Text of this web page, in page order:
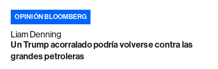
OPINIÓN BLOOMBERG
Liam Denning
Un Trump acorralado podría volverse contra las
grandes petroleras